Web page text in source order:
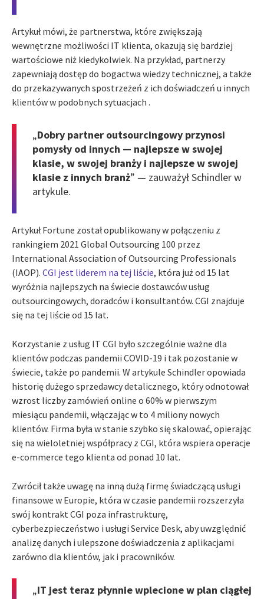
Artykuł mówi, że partnerstwa, które zwiększają
wewnętrzne możliwości IT klienta, okazują się bardziej
wartościowe niż kiedykolwiek. Na przykład, partnerzy
zapewniają dostęp do bogactwa wiedzy technicznej, a także
do przekazywanych spostrzeżeń z ich doświadczeń u innych
klientów w podobnych sytuacjach .
„Dobry partner outsourcingowy przynosi
pomysły od innych — najlepsze w swojej
klasie, w swojej branży i najlepsze w swojej
klasie z innych branż” — zauważył Schindler w
artykule.
Artykuł Fortune został opublikowany w połączeniu z
rankingiem 2021 Global Outsourcing 100 przez
International Association of Outsourcing Professionals
(IAOP). CGI jest liderem na tej liście, która już od 15 lat
wyróżnia najlepszych na świecie dostawców usług
outsourcingowych, doradców i konsultantów. CGI znajduje
się na tej liście od 15 lat.
Korzystanie z usług IT CGI było szczególnie ważne dla
klientów podczas pandemii COVID-19 i tak pozostanie w
świecie, także po pandemii. W artykule Schindler opowiada
historię dużego sprzedawcy detalicznego, który odnotował
wzrost liczby zamówień online o 60% w pierwszym
miesiącu pandemii, włączając w to 4 miliony nowych
klientów. Firma była w stanie szybko się skalować, opierając
się na wieloletniej współpracy z CGI, która wspiera operacje
e-commerce tego klienta od ponad 10 lat.
Zwrócił także uwagę na inną dużą firmę świadczącą usługi
finansowe w Europie, która w czasie pandemii rozszerzyła
swój kontrakt CGI poza infrastrukturę,
cyberbezpieczeństwo i usługi Service Desk, aby uwzględnić
analizę danych i ulepszone doświadczenia z aplikacjami
zarówno dla klientów, jak i pracowników.
„IT jest teraz płynnie wplecione w plan ciągłej